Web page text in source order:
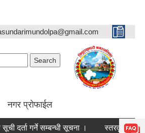
नगर प्रोफाईल
गर्ने सम्बन्धी सूचना । स्तरवृद्धि गरिएको